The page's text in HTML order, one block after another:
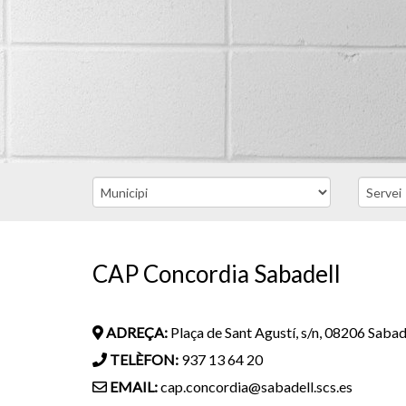
CAP Concordia Sabadell
ADREÇA: Plaça de Sant Agustí, s/n, 08206
TELÈFON: 937 13 64 20
EMAIL:cap.concordia@sabadell.scs.es